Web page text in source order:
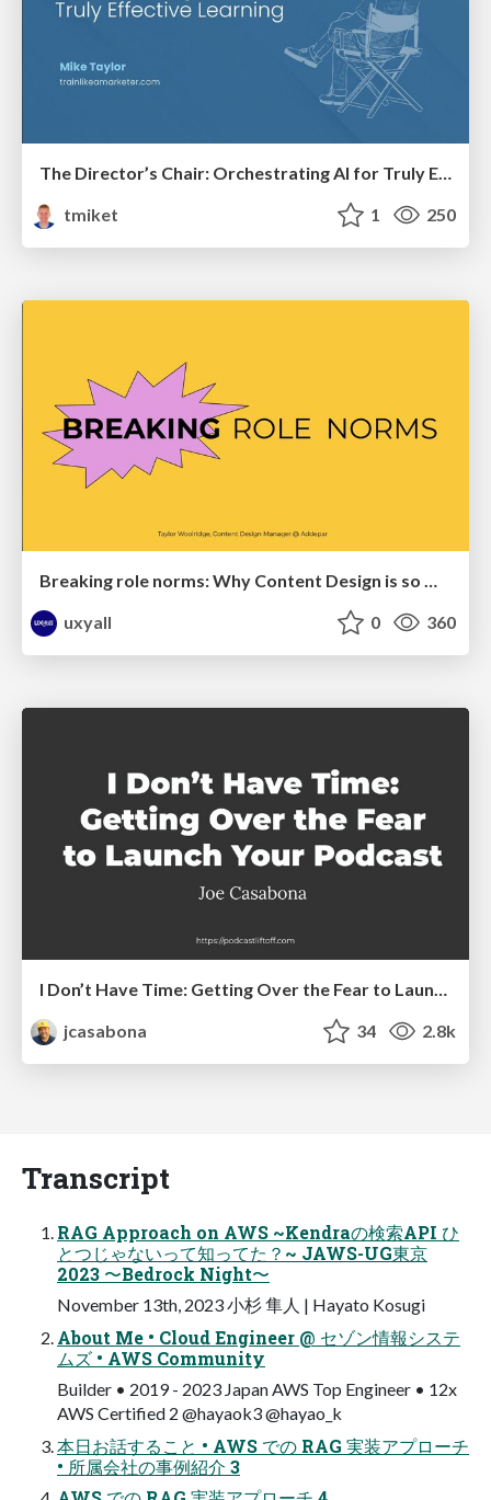
The Director’s Chair: Orchestrating AI for Truly Effective Learning
tmiket
1 250
Breaking role norms: Why Content Design is so much more than writing copy - Taylor Woolridge
uxyall
0 360
jcasabona
34 2.8k
Transcript
RAG Approach on AWS ~Kendraの検索API ひ
とつじゃないって知ってた？~ JAWS-UG東京
2023 〜Bedrock Night〜
November 13th, 2023 小杉 隼人 | Hayato Kosugi
About Me • Cloud Engineer @ セゾン情報システ
ムズ • AWS Community
Builder • 2019 - 2023 Japan AWS Top Engineer • 12x
AWS Certified 2 @hayaok3 @hayao_k
本日お話すること • AWS での RAG 実装アプローチ
• 所属会社の事例紹介 3